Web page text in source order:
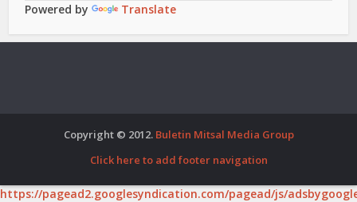
Powered by Translate
Copyright © 2012. Buletin Mitsal Media Group
Click here to add footer navigation
https://pagead2.googlesyndication.com/pagead/js/